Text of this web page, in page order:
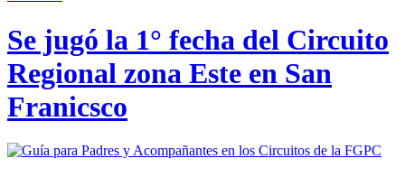
Se jugó la 1° fecha del Circuito
Regional zona Este en San
Franicsco